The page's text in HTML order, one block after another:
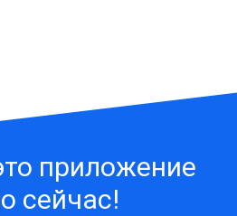
приложение
сейчас!